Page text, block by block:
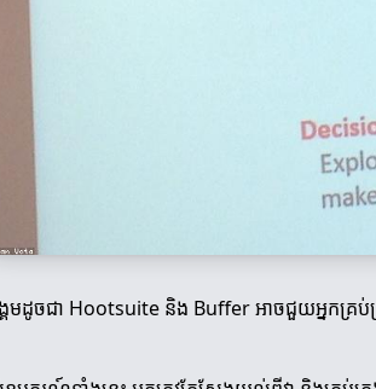
មដូចជា Hootsuite និង Buffer អាចជួយអ្នកគ្រប់